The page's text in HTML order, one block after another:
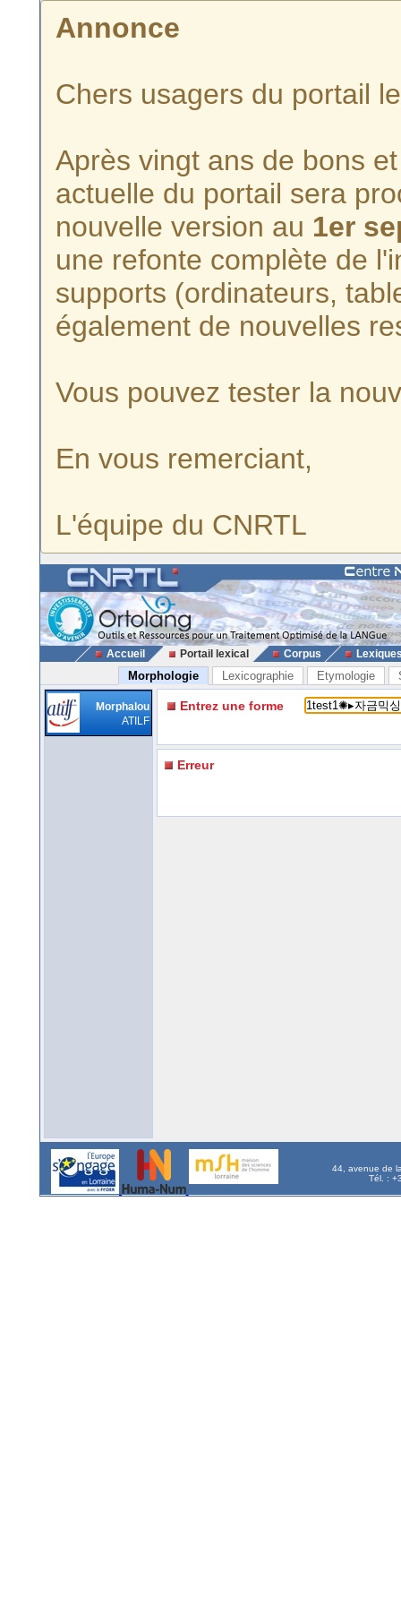
Annonce
Chers usagers du portail
Après vingt ans de bons
actuelle du portail sera
nouvelle version au 1er
une refonte complète de
supports (ordinateurs,
également de nouvelles
Vous pouvez tester la
En vous remerciant,
L'équipe du CNRTL
Accueil Portail lexical Corpus
Morphologie Lexicographie Etymologie
Morphalou
ATILF
Entrez une forme
Erreur
44, avenue de
Tél. :